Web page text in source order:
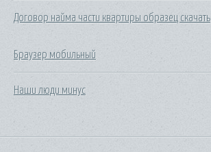
Договор найма части квартиры образец скачать
Браузер мобильный
Наши люди минус